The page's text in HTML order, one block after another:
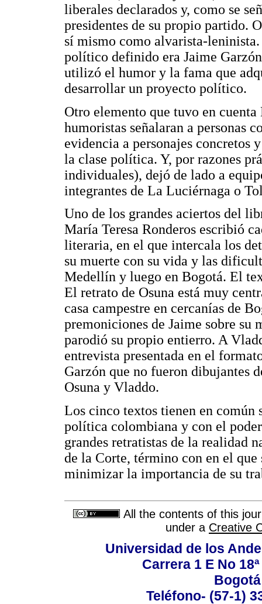
liberales declarados y, como se
presidentes de su propio partido.
sí mismo como alvarista-
político definido era Jaime
utilizó el humor y la fama que
desarrollar un proyecto político.
Otro elemento que tuvo en cuenta
humoristas señalaran a personas
evidencia a personajes concretos
la clase política. Y, por razones
individuales), dejó de lado a
integrantes de La Luciérnaga o
Uno de los grandes aciertos del
María Teresa Ronderos escribió
literaria, en el que intercala los
su muerte con su vida y las
Medellín y luego en Bogotá. El
El retrato de Osuna está muy
casa campestre en cercanías de
premoniciones de Jaime sobre su
parodió su propio entierro. A
entrevista presentada en el
Garzón que no fueron dibujantes
Osuna y Vladdo.
Los cinco textos tienen en común
política colombiana y con el
grandes retratistas de la realidad
de la Corte, término con en el
minimizar la importancia de su
All the contents of this
under a Creative
Universidad de los
Carrera 1 E No
Teléfono- (57-1)